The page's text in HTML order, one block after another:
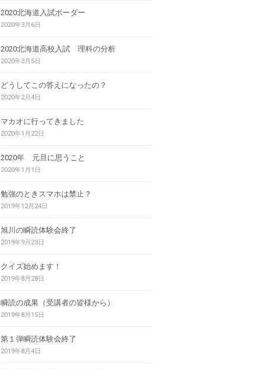
2020北海道入試ボーダー
2020年3月6日
2020北海道高校入試 理科の分析
2020年3月5日
どうしてこの答えになったの？
2020年2月4日
マカオに行ってきました
2020年1月22日
2020年 元旦に思うこと
2020年1月1日
勉強のときスマホは禁止？
2019年12月24日
旭川の瞬読体験会終了
2019年9月23日
クイズ始めます！
2019年8月28日
瞬読の成果（受講者の皆様から）
2019年8月15日
第１弾瞬読体験会終了
2019年8月4日